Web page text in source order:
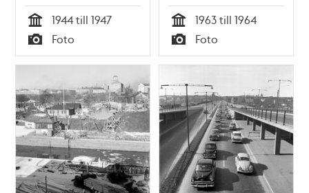
Tid
1944 till 1947
Typ
Foto Tid
1963 till 1964
Typ
Foto